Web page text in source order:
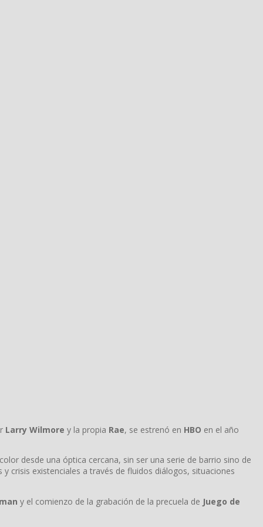
Larry Wilmore y la propia Rae, se estrenó en HBO en el año
desde una óptica cercana, sin ser una serie de barrio sino de
crisis existenciales a través de fluidos diálogos, situaciones
y el comienzo de la grabación de la precuela de Juego de